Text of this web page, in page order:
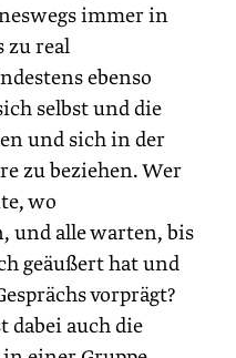
immer in
zu real
ebenso
selbst und die
und sich in der
zu beziehen. Wer
wo
und alle warten, bis
geäußert hat und
vorprägt?
dabei auch die